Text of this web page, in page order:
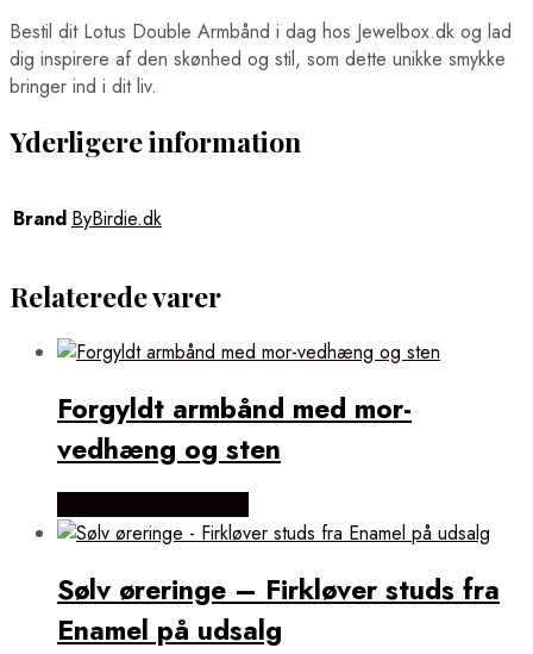
Bestil dit Lotus Double Armbånd i dag hos Jewelbox.dk og lad
dig inspirere af den skønhed og stil, som dette unikke smykke
bringer ind i dit liv.
Yderligere information
Brand ByBirdie.dk
Relaterede varer
Forgyldt armbånd med mor-
vedhæng og sten
Sølv øreringe – Firkløver studs fra
Enamel på udsalg